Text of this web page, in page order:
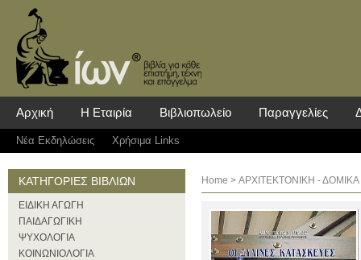
Αρχική Η Εταιρία Βιβλιοπωλείο Παραγγελίες
Νέα Eκδηλώσεις Χρήσιμα Links
ΚΑΤΗΓΟΡΙΕΣ ΒΙΒΛΙΩΝ
ΕΙΔΙΚΗ ΑΓΩΓΗ
ΠΑΙΔΑΓΩΓΙΚΗ
ΨΥΧΟΛΟΓΙΑ
ΚΟΙΝΩΝΙΟΛΟΓΙΑ
Home > ΑΡΧΙΤΕΚΤΟΝΙΚΗ -